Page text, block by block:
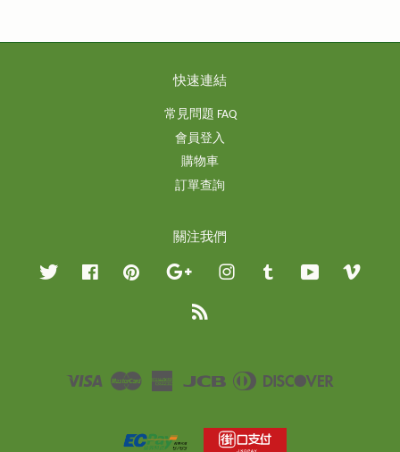
快速連結
常見問題 FAQ
會員登入
購物車
訂單查詢
關注我們
Twitter Facebook Pinterest Google InstagramTumblr YouTube
Visa Master
American
JCB
Diners